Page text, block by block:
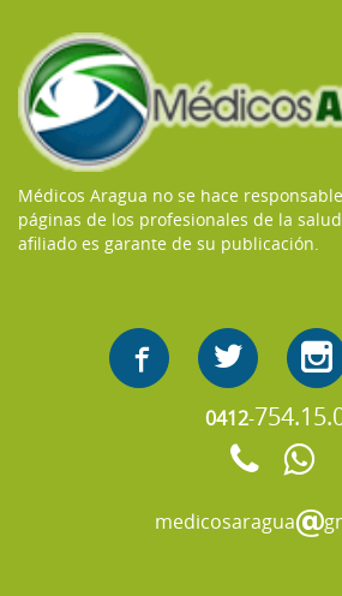
Médicos Aragua no se hace
páginas de los profesionales de la
afiliado es garante de su publicación.
0412-
medicosaragua